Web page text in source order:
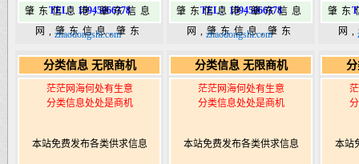
TEL：15945066378
肇东信息港,肇东信息
网,肇东信息,肇东
港|www.zhaodongshi.com
zhaodongshi.com
TEL：15945066378
肇东信息港,肇东信息
网,肇东信息,肇东
港|www.zhaodongshi.com
zhaodongshi.com
肇东
网
港
分类信息 无限商机
茫茫网海何处有生意
分类信息处处是商机
本站免费发布各类供求信息
分类信息 无限商机
茫茫网海何处有生意
分类信息处处是商机
本站免费发布各类供求信息 本站